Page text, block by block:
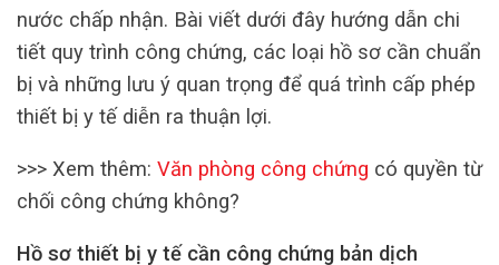
nước chấp nhận. Bài viết dưới đây hướng dẫn chi
tiết quy trình công chứng, các loại hồ sơ cần chuẩn
bị và những lưu ý quan trọng để quá trình cấp phép
thiết bị y tế diễn ra thuận lợi.
>>> Xem thêm: Văn phòng công chứng có quyền từ
chối công chứng không?
Hồ sơ thiết bị y tế cần công chứng bản dịch